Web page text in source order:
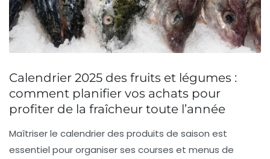
Calendrier 2025 des fruits et légumes :
comment planifier vos achats pour
profiter de la fraîcheur toute l’année
Maîtriser le calendrier des produits de saison est
essentiel pour organiser ses courses et menus de